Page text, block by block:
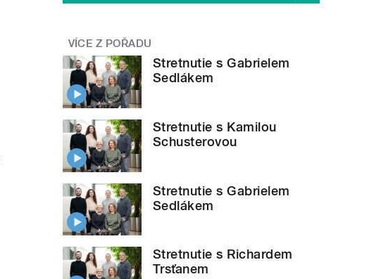
VÍCE Z POŘADU
Stretnutie s Gabrielem
Sedlákem
Stretnutie s Kamilou
Schusterovou
Stretnutie s Gabrielem
Sedlákem
Stretnutie s Richardem
Trsťanem